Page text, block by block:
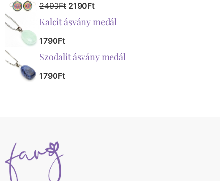
2490Ft 2190Ft
Kalcit ásvány medál
1790Ft
Szodalit ásvány medál
1790Ft